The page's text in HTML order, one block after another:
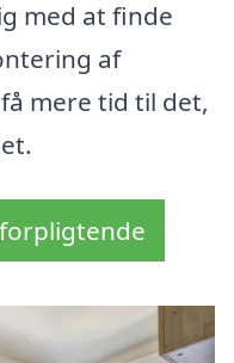
med at finde
af
mere tid til det,